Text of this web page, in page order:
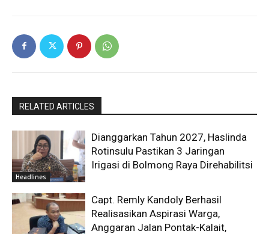
RELATED ARTICLES
Headlines
Dianggarkan Tahun 2027, Haslinda
Rotinsulu Pastikan 3 Jaringan
Irigasi di Bolmong Raya Direhabilitsi
Capt. Remly Kandoly Berhasil
Realisasikan Aspirasi Warga,
Anggaran Jalan Pontak-Kalait,